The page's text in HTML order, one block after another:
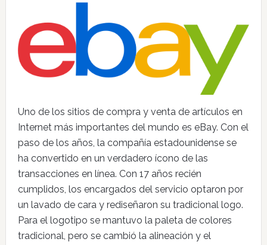
Uno de los sitios de compra y venta de artículos en
Internet más importantes del mundo es eBay. Con el
paso de los años, la compañía estadounidense se
ha convertido en un verdadero ícono de las
transacciones en línea. Con 17 años recién
cumplidos, los encargados del servicio optaron por
un lavado de cara y rediseñaron su tradicional logo.
Para el logotipo se mantuvo la paleta de colores
tradicional, pero se cambió la alineación y el